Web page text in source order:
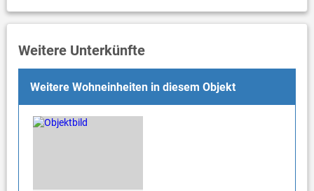
Weitere Unterkünfte
Weitere Wohneinheiten in diesem Objekt